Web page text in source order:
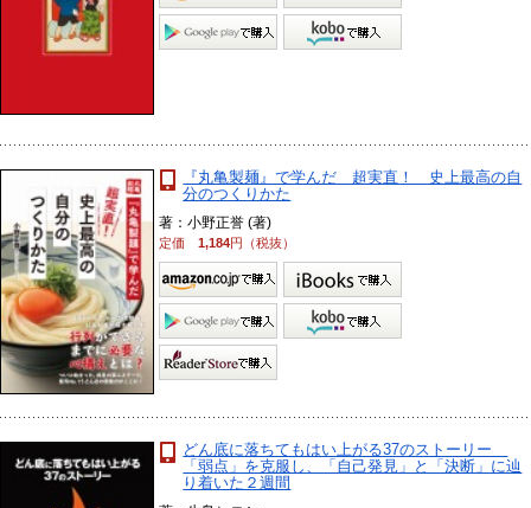
『丸亀製麺』で学んだ 超実直！ 史上最高の自
分のつくりかた
著：小野正誉 (著)
定価1,184円（税抜）
どん底に落ちてもはい上がる37のストーリー
「弱点」を克服し、「自己発見」と「決断」に辿
り着いた２週間